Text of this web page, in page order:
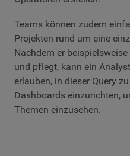
Teams können zudem
Projekten rund um eine
Nachdem er
und pflegt, kann ein
erlauben, in dieser Query
Dashboards einzurichten,
Themen einzusehen.